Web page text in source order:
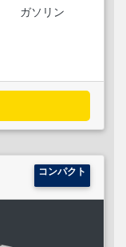
ガソリン
コンパクト